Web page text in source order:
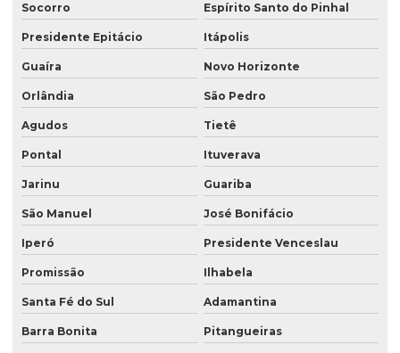
Socorro Espírito Santo do Pinhal
Presidente Epitácio Itápolis
Guaíra Novo Horizonte
Orlândia São Pedro
Agudos Tietê
Pontal Ituverava
Jarinu Guariba
São Manuel José Bonifácio
Iperó Presidente Venceslau
Promissão Ilhabela
Santa Fé do Sul Adamantina
Barra Bonita Pitangueiras